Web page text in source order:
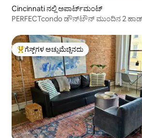
Cincinnati ನಲ್ಲಿ ಅಪಾರ್ಟ್‌ಮಂಟ್
PERFECTcondo ಡೌನ್‌ಟೌನ್ ಮುಂದಿನ 2
ಗೆಸ್ಟ್‌ಗಳಿಗೆ ಅತಿ ಹೆಚ್ಚು ಅಚ್ಚುಮೆಚ್ಚಿನದು
ಗೆಸ್ಟ್‌ಗಳ ಅಚ್ಚುಮೆಚ್ಚಿನದು